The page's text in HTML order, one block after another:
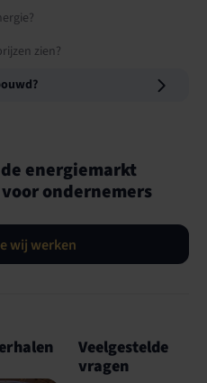
zien?
energiemarkt
ondernemers
wij werken
Veelgestelde
vragen